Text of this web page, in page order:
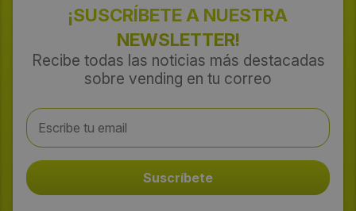
¡SUSCRÍBETE A NUESTRA
NEWSLETTER!
Recibe todas las noticias más destacadas
sobre vending en tu correo